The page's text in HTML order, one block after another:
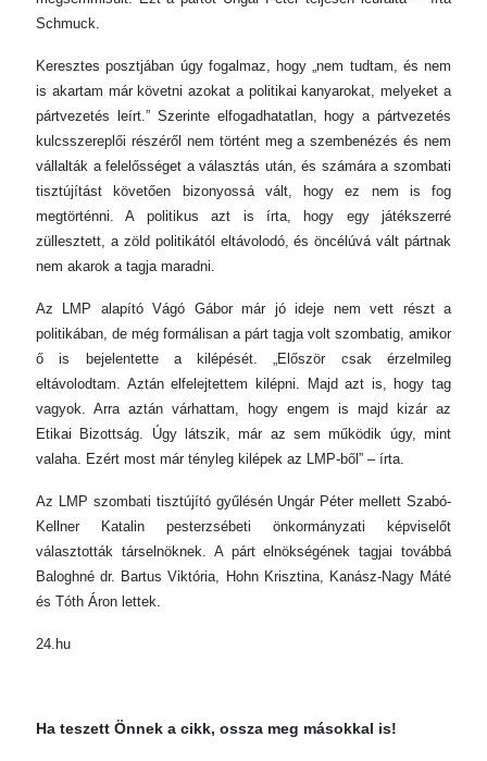
Schmuck.
Keresztes posztjában úgy fogalmaz, hogy „nem tudtam, és nem
is akartam már követni azokat a politikai kanyarokat, melyeket a
pártvezetés leírt.” Szerinte elfogadhatatlan, hogy a pártvezetés
kulcsszereplői részéről nem történt meg a szembenézés és nem
vállalták a felelősséget a választás után, és számára a szombati
tisztújítást követően bizonyossá vált, hogy ez nem is fog
megtörténni. A politikus azt is írta, hogy egy játékszerré
züllesztett, a zöld politikától eltávolodó, és öncélúvá vált pártnak
nem akarok a tagja maradni.
Az LMP alapító Vágó Gábor már jó ideje nem vett részt a
politikában, de még formálisan a párt tagja volt szombatig, amikor
ő is bejelentette a kilépését. „Először csak érzelmileg
eltávolodtam. Aztán elfelejtettem kilépni. Majd azt is, hogy tag
vagyok. Arra aztán várhattam, hogy engem is majd kizár az
Etikai Bizottság. Úgy látszik, már az sem működik úgy, mint
valaha. Ezért most már tényleg kilépek az LMP-ből” – írta.
Az LMP szombati tisztújító gyűlésén Ungár Péter mellett Szabó-
Kellner Katalin pesterzsébeti önkormányzati képviselőt
választották társelnöknek. A párt elnökségének tagjai továbbá
Baloghné dr. Bartus Viktória, Hohn Krisztina, Kanász-Nagy Máté
és Tóth Áron lettek.
24.hu
Ha teszett Önnek a cikk, ossza meg másokkal is!